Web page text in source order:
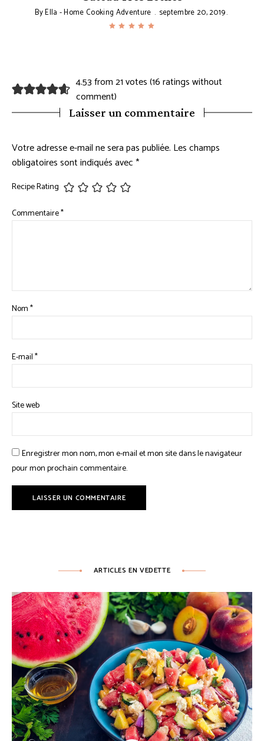
ByElla - Home Cooking Adventure septembre 20, 2019
4.53 from 21 votes (16 ratings without
comment)
Laisser un commentaire
Votre adresse e-mail ne sera pas publiée. Les champs
obligatoires sont indiqués avec*
Recipe Rating
Commentaire*
Nom*
E-mail*
Site web
Enregistrer mon nom, mon e-mail et mon site dans le navigateur
pour mon prochain commentaire.
ARTICLES EN VEDETTE